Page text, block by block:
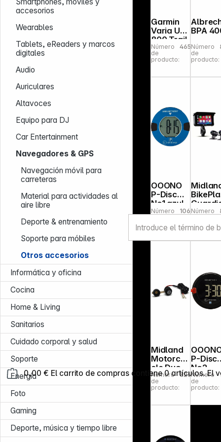
0,00 € El carrito de compras contiene 0 artículos. El
accesorios
Wearables
Tablets, eReaders y marcos
digitales
Audio
Auriculares
Altavoces
Equipo para DJ
Car Entertainment
Navegadores & GPS
Navegación móvil para
carreteras
Material para actividades al
aire libre
Deporte & entrenamiento
Soporte para móbiles
Otros accesorios
Informática y oficina
Cocina
Home & Living
Sanitarios
Cuidado corporal y salud
Soporte
Energía
Foto
Gaming
Deporte, música y tiempo libre
Garmin
Varia UT
800 Trail
Edition
Número
de
producto:
465572
BPA
Número
de
producto:
OOONO
P-Disc
No1 azul
Disco de
ento
electr.
Número
de
producto:
106390
a
Número
de
producto:
Midland
Motorcy
cle Duo
USB
Socket
Número
de
producto:
826527
P-Disc
No2
black
c
disc
Número
de
producto: